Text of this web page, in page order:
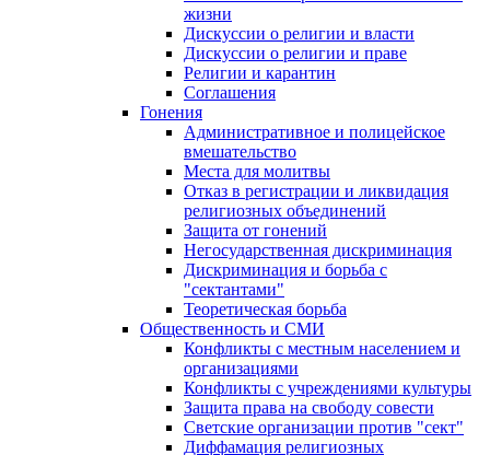
жизни
Дискуссии о религии и власти
Дискуссии о религии и праве
Религии и карантин
Соглашения
Гонения
Административное и полицейское
вмешательство
Места для молитвы
Отказ в регистрации и ликвидация
религиозных объединений
Защита от гонений
Негосударственная дискриминация
Дискриминация и борьба с
"сектантами"
Теоретическая борьба
Общественность и СМИ
Конфликты с местным населением и
организациями
Конфликты с учреждениями культуры
Защита права на свободу совести
Светские организации против "сект"
Диффамация религиозных